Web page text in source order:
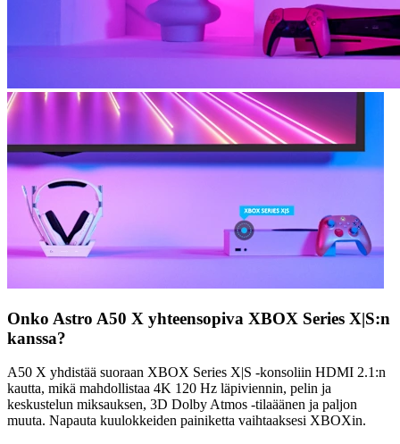
Onko Astro A50 X yhteensopiva XBOX Series X|S:n
kanssa?
A50 X yhdistää suoraan XBOX Series X|S -konsoliin HDMI 2.1:n
kautta, mikä mahdollistaa 4K 120 Hz läpiviennin, pelin ja
keskustelun miksauksen, 3D Dolby Atmos -tilaäänen ja paljon
muuta. Napauta kuulokkeiden painiketta vaihtaaksesi XBOXin.